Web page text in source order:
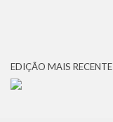
EDIÇÃO MAIS RECENTE